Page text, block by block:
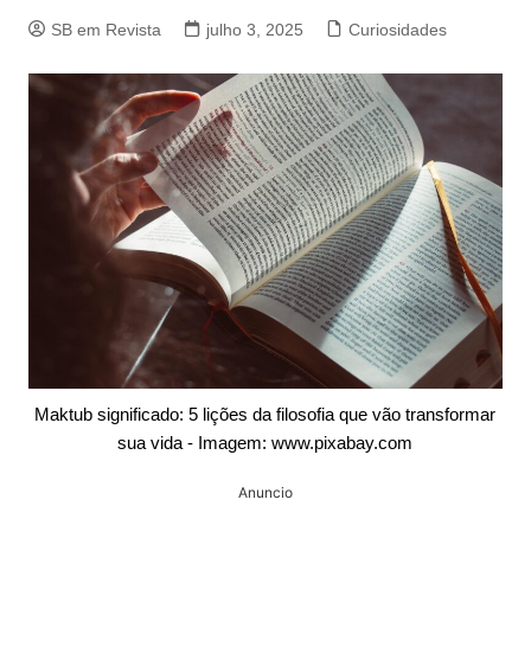
SB em Revista julho 3, 2025 Curiosidades
Maktub significado: 5 lições da filosofia que vão transformar
sua vida - Imagem: www.pixabay.com
Anuncio